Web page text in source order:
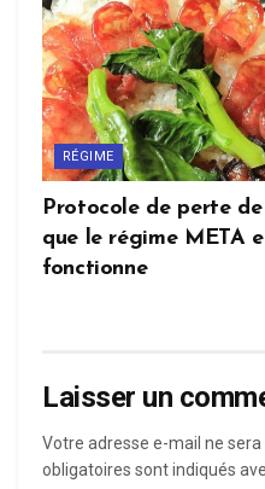
RÉGIME
Protocole de perte de
que le régime META
fonctionne
Laisser un
Votre adresse e-mail ne sera
obligatoires sont indiqués